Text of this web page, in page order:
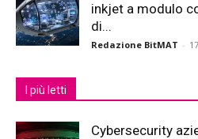
inkjet a modulo
di...
Redazione BitMAT -
I più letti
Cybersecurity